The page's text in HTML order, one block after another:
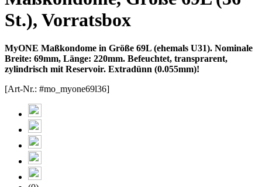
St.), Vorratsbox
MyONE Maßkondome in Größe 69L (ehemals U31). Nominale
Breite: 69mm, Länge: 220mm. Befeuchtet, transprarent,
zylindrisch mit Reservoir. Extradünn (0.055mm)!
[Art-Nr.: #mo_myone69l36]